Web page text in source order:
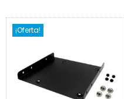
¡Oferta!